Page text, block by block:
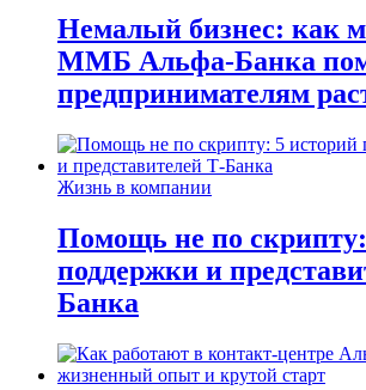
Немалый бизнес: как
ММБ Альфа-Банка
предпринимателям
Жизнь в компании
Помощь не по
поддержки и
Банка